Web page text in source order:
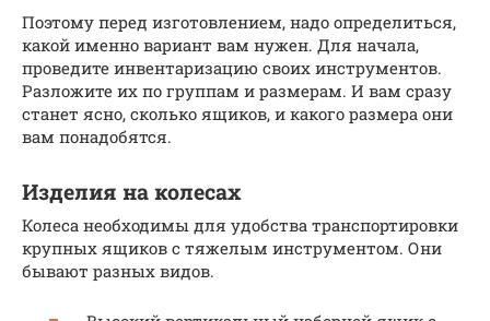
Поэтому перед изготовлением, надо определиться,
какой именно вариант вам нужен. Для начала,
проведите инвентаризацию своих инструментов.
Разложите их по группам и размерам. И вам сразу
станет ясно, сколько ящиков, и какого размера они
вам понадобятся.
Изделия на колесах
Колеса необходимы для удобства транспортировки
крупных ящиков с тяжелым инструментом. Они
бывают разных видов.